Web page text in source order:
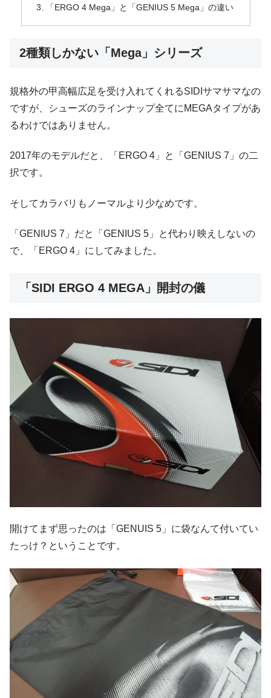
「ERGO 4 Mega」と「GENIUS 5 Mega」の違い
2種類しかない「Mega」シリーズ
規格外の甲高幅広足を受け入れてくれるSIDIサマサマなの
ですが、シューズのラインナップ全てにMEGAタイプがあ
るわけではありません。
2017年のモデルだと、「ERGO 4」と「GENIUS 7」の二
択です。
そしてカラバリもノーマルより少なめです。
「GENIUS 7」だと「GENIUS 5」と代わり映えしないの
で、「ERGO 4」にしてみました。
「SIDI ERGO 4 MEGA」開封の儀
開けてまず思ったのは「GENUIS 5」に袋なんて付いてい
たっけ？ということです。